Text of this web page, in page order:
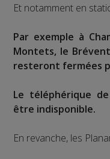
Et notamment en
Par exemple à
Montets, le
resteront fermées
Le téléphérique
être indisponible.
En revanche, les